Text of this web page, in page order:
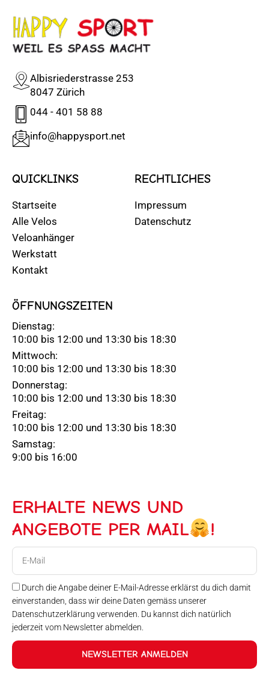
Albisriederstrasse 253
8047 Zürich
044 - 401 58 88
info@happysport.net
QUICKLINKS
Startseite
Alle Velos
Veloanhänger
Werkstatt
Kontakt
RECHTLICHES
Impressum
Datenschutz
ÖFFNUNGSZEITEN
Dienstag:
10:00 bis 12:00 und 13:30 bis 18:30
Mittwoch:
10:00 bis 12:00 und 13:30 bis 18:30
Donnerstag:
10:00 bis 12:00 und 13:30 bis 18:30
Freitag:
10:00 bis 12:00 und 13:30 bis 18:30
Samstag:
9:00 bis 16:00
ERHALTE NEWS UND
ANGEBOTE PER MAIL
!
Durch die Angabe deiner E-Mail-Adresse erklärst du dich damit
einverstanden, dass wir deine Daten gemäss unserer
Datenschutzerklärung verwenden. Du kannst dich natürlich
jederzeit vom Newsletter abmelden.
NEWSLETTER ANMELDEN